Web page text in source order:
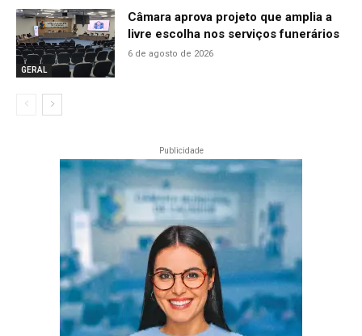
GERAL
Câmara aprova projeto que amplia a
livre escolha nos serviços funerários
6 de agosto de 2026
Publicidade